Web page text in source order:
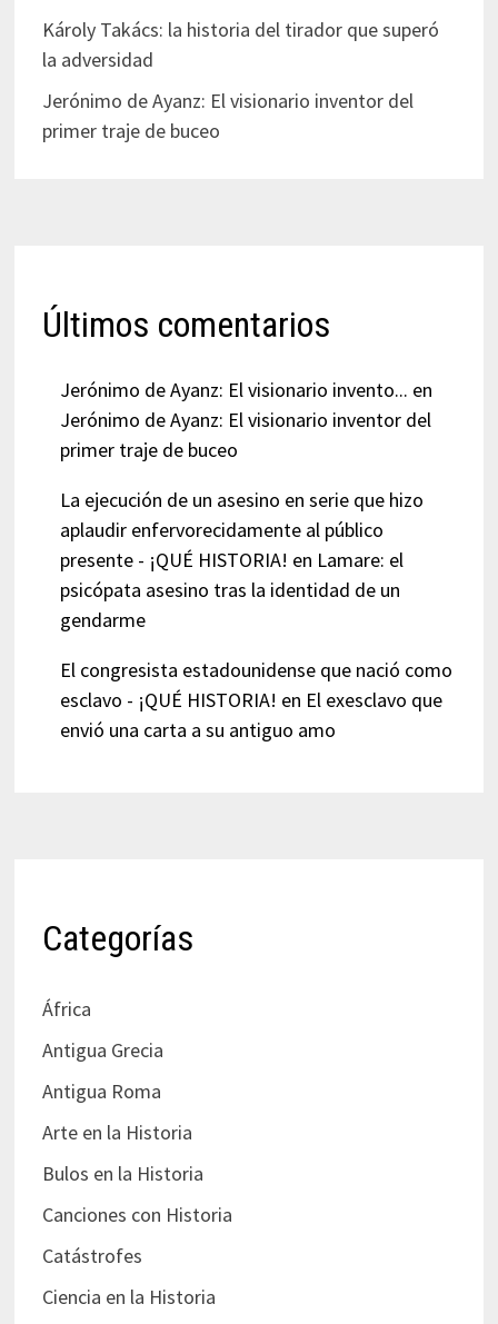
Károly Takács: la historia del tirador que superó
la adversidad
Jerónimo de Ayanz: El visionario inventor del
primer traje de buceo
Últimos comentarios
Jerónimo de Ayanz: El visionario invento... en
Jerónimo de Ayanz: El visionario inventor del
primer traje de buceo
La ejecución de un asesino en serie que hizo
aplaudir enfervorecidamente al público
presente - ¡QUÉ HISTORIA! en Lamare: el
psicópata asesino tras la identidad de un
gendarme
El congresista estadounidense que nació como
esclavo - ¡QUÉ HISTORIA! en El exesclavo que
envió una carta a su antiguo amo
Categorías
África
Antigua Grecia
Antigua Roma
Arte en la Historia
Bulos en la Historia
Canciones con Historia
Catástrofes
Ciencia en la Historia